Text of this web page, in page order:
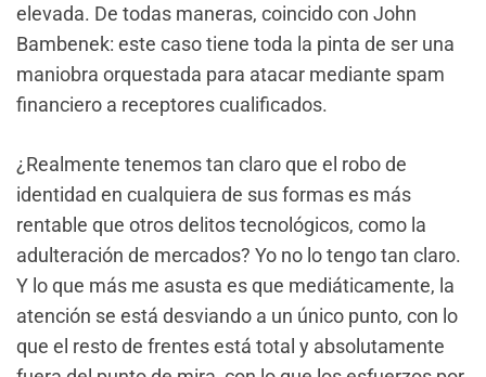
elevada. De todas maneras, coincido con John
Bambenek: este caso tiene toda la pinta de ser una
maniobra orquestada para atacar mediante spam
financiero a receptores cualificados.
¿Realmente tenemos tan claro que el robo de
identidad en cualquiera de sus formas es más
rentable que otros delitos tecnológicos, como la
adulteración de mercados? Yo no lo tengo tan claro.
Y lo que más me asusta es que mediáticamente, la
atención se está desviando a un único punto, con lo
que el resto de frentes está total y absolutamente